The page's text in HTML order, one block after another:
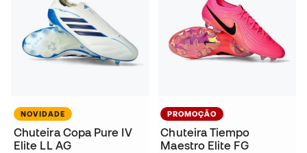
NOVIDADE
Chuteira Copa Pure IV
Elite LL AG
PROMOÇÃO
Chuteira Tiempo
Maestro Elite FG